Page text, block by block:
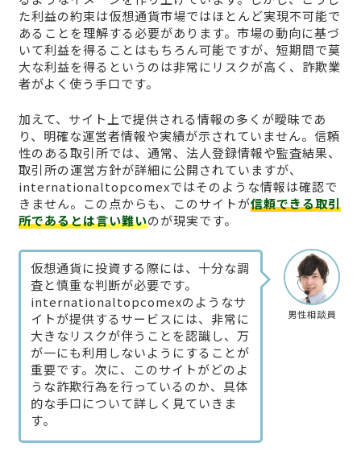
た利益の約束は仮想通貨市場ではほとんど実現不可能で
あることを理解する必要があります。市場の動向に基づ
いて利益を得ることはもちろん可能ですが、短期間で莫
大な利益を得るというのは非常にリスクが高く、詐欺業
者がよく使う手口です。
加えて、サイト上で提供される情報の多くが曖昧であ
り、明確な運営者情報や実績が示されていません。信頼
性のある取引所では、通常、法人登録情報や監査結果、
取引所の運営方針が詳細に公開されていますが、
internationaltopcomexではそのような情報は確認で
きません。この点からも、このサイトが信頼できる取引
所であるとは言い難いのが現実です。
男性相談員
仮想通貨に投資する際には、十分な調
査と慎重な判断が必要です。
internationaltopcomexのようなサ
イトが提供するサービスには、非常に
大きなリスクが伴うことを認識し、万
が一にも利用しないようにすることが
重要です。次に、このサイトがどのよ
うな詐欺行為を行っているのか、具体
的な手口について詳しく見ていきま
す。